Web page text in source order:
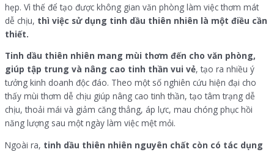
hẹp. Vì thế để tạo được không gian văn phòng làm việc thơm mát
dễ chịu, thì việc sử dụng tinh dầu thiên nhiên là một điều cần
thiết.
Tinh dầu thiên nhiên mang mùi thơm đến cho văn phòng,
giúp tập trung và nâng cao tinh thần vui vẻ, tạo ra nhiều ý
tưởng kinh doanh độc đáo. Theo một số nghiên cứu hiện đại cho
thấy mùi thơm dễ chịu giúp nâng cao tinh thần, tạo tâm trạng dễ
chịu, thoải mái và giảm căng thẳng, áp lực, mau chóng phục hồi
năng lượng sau một ngày làm việc mệt mỏi.
Ngoài ra, tinh dầu thiên nhiên nguyên chất còn có tác dụng